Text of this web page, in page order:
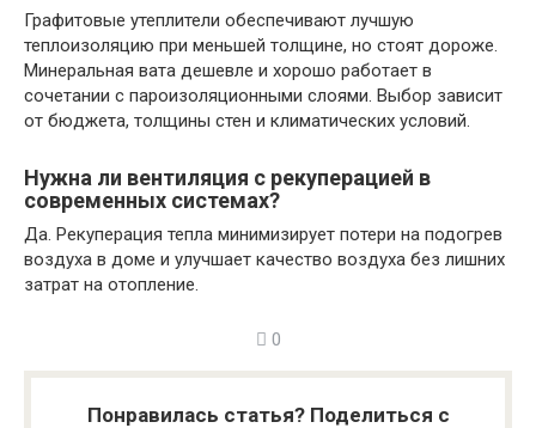
Графитовые утеплители обеспечивают лучшую
теплоизоляцию при меньшей толщине, но стоят дороже.
Минеральная вата дешевле и хорошо работает в
сочетании с пароизоляционными слоями. Выбор зависит
от бюджета, толщины стен и климатических условий.
Нужна ли вентиляция с рекуперацией в
современных системах?
Да. Рекуперация тепла минимизирует потери на подогрев
воздуха в доме и улучшает качество воздуха без лишних
затрат на отопление.
0
Понравилась статья? Поделиться с